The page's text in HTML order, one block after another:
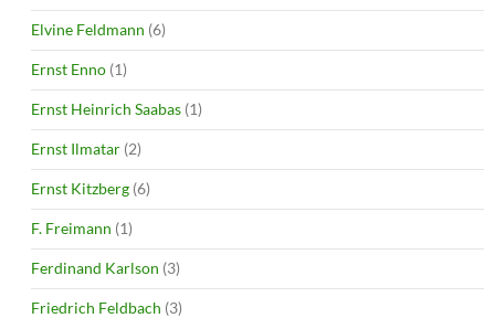
Elvine Feldmann (6)
Ernst Enno (1)
Ernst Heinrich Saabas (1)
Ernst Ilmatar (2)
Ernst Kitzberg (6)
F. Freimann (1)
Ferdinand Karlson (3)
Friedrich Feldbach (3)